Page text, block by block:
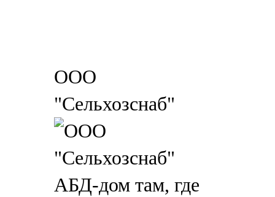
ООО
"Сельхозснаб"
АБД-дом там, где